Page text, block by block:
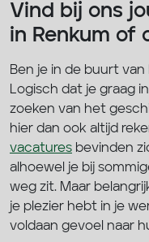
Vind bij ons
in Renkum of
Ben je in de buurt
Logisch dat je graag
zoeken van het
hier dan ook altijd
vacatures bevinden
alhoewel je bij
weg zit. Maar
je plezier hebt in je
voldaan gevoel naar